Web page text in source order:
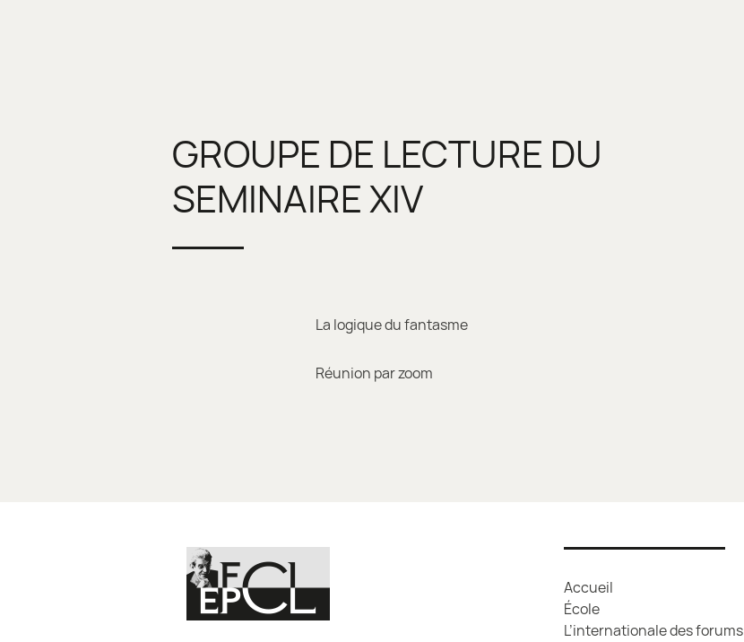
GROUPE DE LECTURE DU
SEMINAIRE XIV
La logique du fantasme
Réunion par zoom
Accueil
École
L’internationale des forums